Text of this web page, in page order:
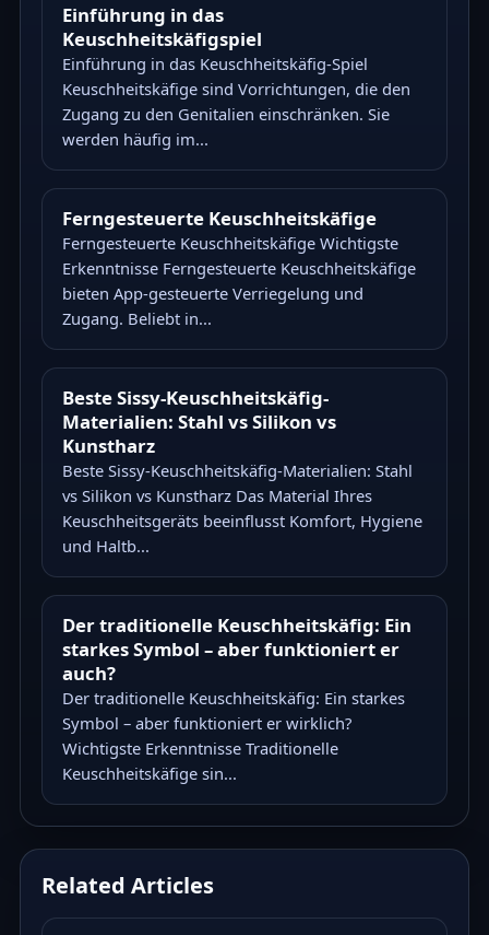
Einführung in das
Keuschheitskäfigspiel
Einführung in das Keuschheitskäfig-Spiel
Keuschheitskäfige sind Vorrichtungen, die den
Zugang zu den Genitalien einschränken. Sie
werden häufig im...
Ferngesteuerte Keuschheitskäfige
Ferngesteuerte Keuschheitskäfige Wichtigste
Erkenntnisse Ferngesteuerte Keuschheitskäfige
bieten App-gesteuerte Verriegelung und
Zugang. Beliebt in...
Beste Sissy-Keuschheitskäfig-
Materialien: Stahl vs Silikon vs
Kunstharz
Beste Sissy-Keuschheitskäfig-Materialien: Stahl
vs Silikon vs Kunstharz Das Material Ihres
Keuschheitsgeräts beeinflusst Komfort, Hygiene
und Haltb...
Der traditionelle Keuschheitskäfig: Ein
starkes Symbol – aber funktioniert er
auch?
Der traditionelle Keuschheitskäfig: Ein starkes
Symbol – aber funktioniert er wirklich?
Wichtigste Erkenntnisse Traditionelle
Keuschheitskäfige sin...
Related Articles